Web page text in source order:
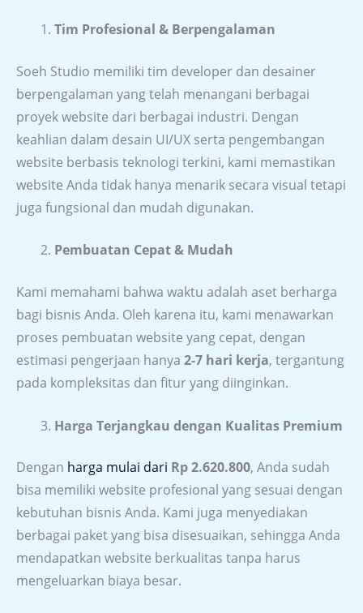
Tim Profesional & Berpengalaman
Soeh Studio memiliki tim developer dan desainer
berpengalaman yang telah menangani berbagai
proyek website dari berbagai industri. Dengan
keahlian dalam desain UI/UX serta pengembangan
website berbasis teknologi terkini, kami memastikan
website Anda tidak hanya menarik secara visual tetapi
juga fungsional dan mudah digunakan.
Pembuatan Cepat & Mudah
Kami memahami bahwa waktu adalah aset berharga
bagi bisnis Anda. Oleh karena itu, kami menawarkan
proses pembuatan website yang cepat, dengan
estimasi pengerjaan hanya 2-7 hari kerja, tergantung
pada kompleksitas dan fitur yang diinginkan.
Harga Terjangkau dengan Kualitas Premium
Dengan harga mulai dari Rp 2.620.800, Anda sudah
bisa memiliki website profesional yang sesuai dengan
kebutuhan bisnis Anda. Kami juga menyediakan
berbagai paket yang bisa disesuaikan, sehingga Anda
mendapatkan website berkualitas tanpa harus
mengeluarkan biaya besar.